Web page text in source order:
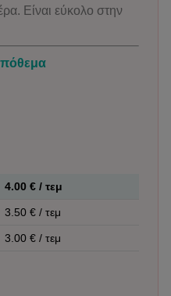
Είναι εύκολο στην
4.00 € / τεμ
3.50 € / τεμ
3.00 € / τεμ